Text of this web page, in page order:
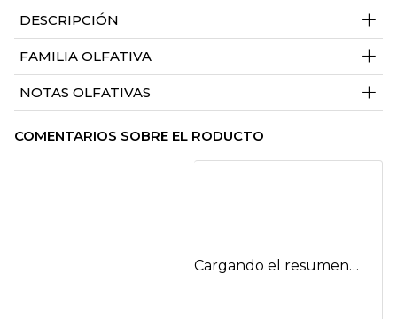
DESCRIPCIÓN +
FAMILIA OLFATIVA +
NOTAS OLFATIVAS +
COMENTARIOS SOBRE EL RODUCTO
Cargando el resumen…